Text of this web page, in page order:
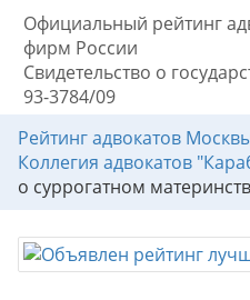
Официальный рейтинг
фирм России
Свидетельство о
93-3784/09
Рейтинг адвокатов
Коллегия адвокатов
о суррогатном